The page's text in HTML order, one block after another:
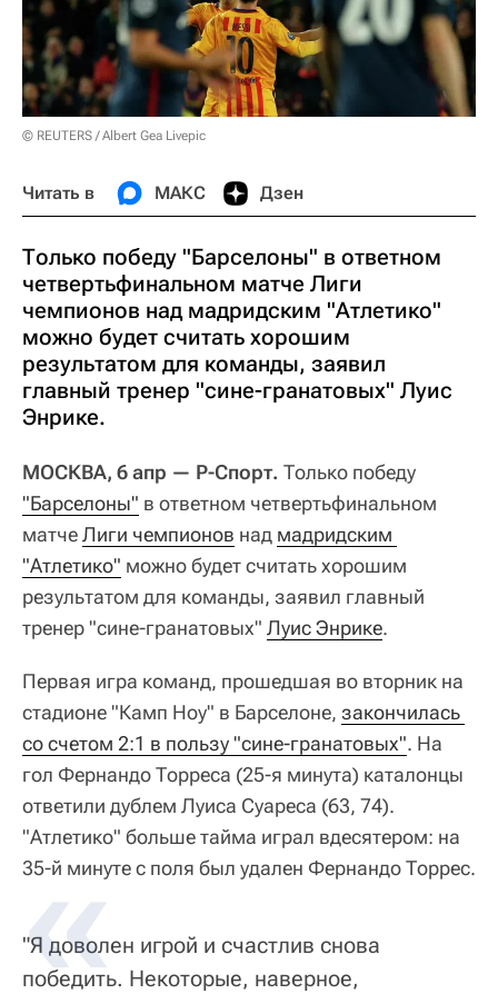
© REUTERS / Albert Gea Livepic
Читать в МАКС Дзен
Только победу "Барселоны" в ответном
четвертьфинальном матче Лиги
чемпионов над мадридским "Атлетико"
можно будет считать хорошим
результатом для команды, заявил
главный тренер "сине-гранатовых" Луис
Энрике.
МОСКВА, 6 апр — Р-Спорт. Только победу
"Барселоны" в ответном четвертьфинальном
матчеЛиги чемпионов над мадридским
"Атлетико" можно будет считать хорошим
результатом для команды, заявил главный
тренер "сине-гранатовых" Луис Энрике.
Первая игра команд, прошедшая во вторник на
стадионе "Камп Ноу" в Барселоне, закончилась
со счетом 2:1 в пользу "сине-гранатовых". На
гол Фернандо Торреса (25-я минута) каталонцы
ответили дублем Луиса Суареса (63, 74).
"Атлетико" больше тайма играл вдесятером: на
35-й минуте с поля был удален Фернандо Торрес.
"Я доволен игрой и счастлив снова
победить. Некоторые, наверное,